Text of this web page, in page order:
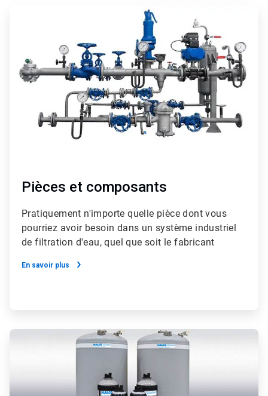
Pièces et composants
Pratiquement n'importe quelle pièce dont vous
pourriez avoir besoin dans un système industriel
de filtration d'eau, quel que soit le fabricant
En savoir plus
ArticleTile